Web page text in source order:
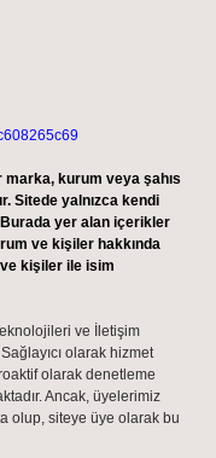
kurum veya şahıs
Sitede yalnızca kendi
Burada yer alan içerikler
ve kişiler hakkında
kişiler ile isim
ve İletişim
olarak hizmet
olarak denetleme
Ancak, üyelerimiz
olup, siteye üye olarak bu